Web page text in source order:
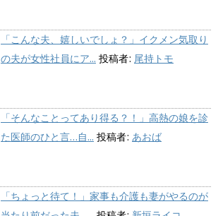
「こんな夫、嬉しいでしょ？」イクメン気取り
の夫が女性社員にア... 投稿者: 尾持トモ
「そんなことってあり得る？！」高熱の娘を診
た医師のひと言…自... 投稿者: あおば
「ちょっと待て！」家事も介護も妻がやるのが